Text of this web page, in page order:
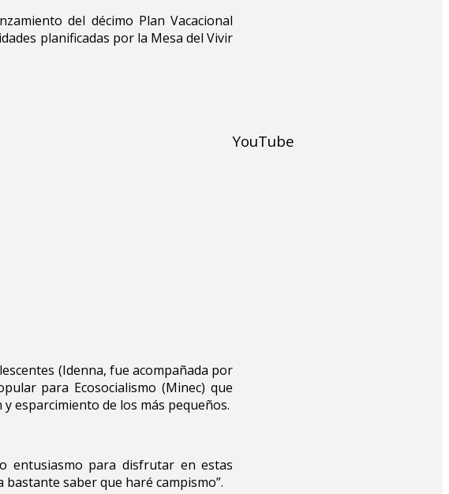
del décimo Plan Vacacional
planificadas por la Mesa del Vivir
(Idenna, fue acompañada por
para Ecosocialismo (Minec) que
esparcimiento de los más pequeños.
entusiasmo para disfrutar en estas
saber que haré campismo”.
YouTube